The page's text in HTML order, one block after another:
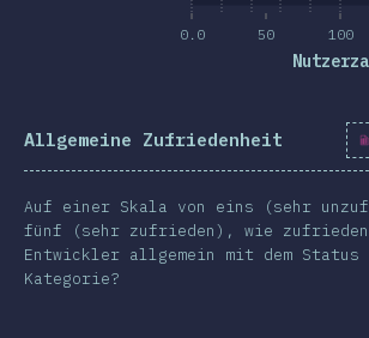
0.0 50 100
Allgemeine Zufriedenheit
Auf einer Skala von eins (sehr
fünf (sehr zufrieden), wie
Entwickler allgemein mit dem
Kategorie?